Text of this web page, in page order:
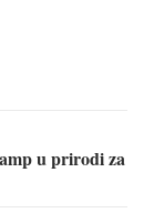
u prirodi za